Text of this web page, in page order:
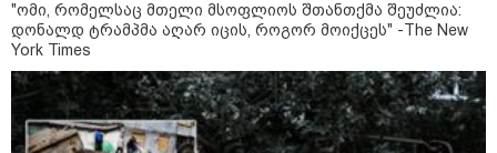
კატეგორიის ყველა სიახლე
"ომი, რომელსაც მთელი მსოფლიოს შთანთქმა შეუძლია:
დონალდ ტრამპმა აღარ იცის, როგორ მოიქცეს" -The New
York Times